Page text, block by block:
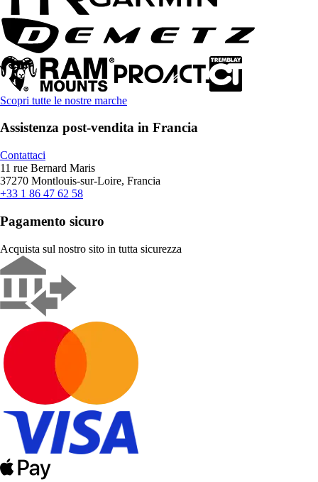
Scopri tutte le nostre marche
Assistenza post-vendita in Francia
Contattaci
11 rue Bernard Maris
37270 Montlouis-sur-Loire, Francia
+33 1 86 47 62 58
Pagamento sicuro
Acquista sul nostro sito in tutta sicurezza